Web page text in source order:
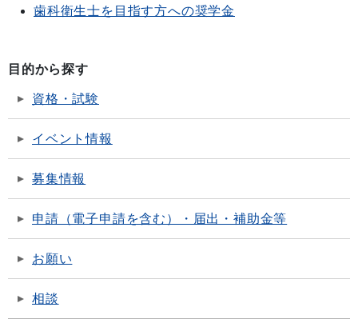
歯科衛生士を目指す方への奨学金
目的から探す
資格・試験
イベント情報
募集情報
申請（電子申請を含む）・届出・補助金等
お願い
相談